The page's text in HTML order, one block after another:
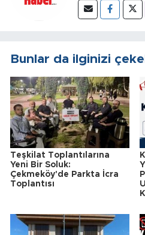
Bunlar da ilginizi
Teşkilat Toplantılarına
Yeni Bir Soluk:
Çekmeköy'de Parkta İcra
Toplantısı